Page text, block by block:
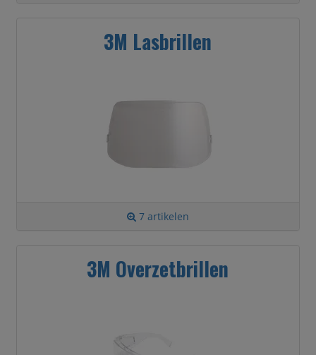
3M Lasbrillen
7 artikelen
3M Overzetbrillen